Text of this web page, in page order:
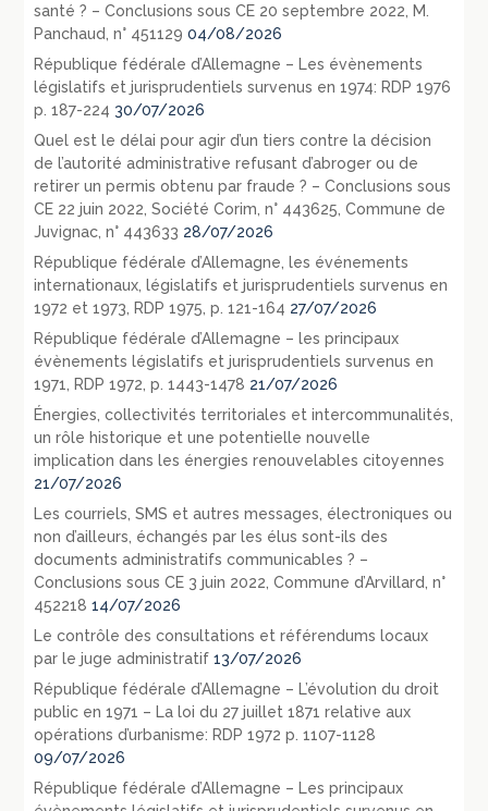
santé ? – Conclusions sous CE 20 septembre 2022, M.
Panchaud, n° 451129 04/08/2026
République fédérale d’Allemagne – Les évènements
législatifs et jurisprudentiels survenus en 1974: RDP 1976
p. 187-224 30/07/2026
Quel est le délai pour agir d’un tiers contre la décision
de l’autorité administrative refusant d’abroger ou de
retirer un permis obtenu par fraude ? – Conclusions sous
CE 22 juin 2022, Société Corim, n° 443625, Commune de
Juvignac, n° 443633 28/07/2026
République fédérale d’Allemagne, les événements
internationaux, législatifs et jurisprudentiels survenus en
1972 et 1973, RDP 1975, p. 121-164 27/07/2026
République fédérale d’Allemagne – les principaux
évènements législatifs et jurisprudentiels survenus en
1971, RDP 1972, p. 1443-1478 21/07/2026
Énergies, collectivités territoriales et intercommunalités,
un rôle historique et une potentielle nouvelle
implication dans les énergies renouvelables citoyennes
21/07/2026
Les courriels, SMS et autres messages, électroniques ou
non d’ailleurs, échangés par les élus sont-ils des
documents administratifs communicables ? –
Conclusions sous CE 3 juin 2022, Commune d’Arvillard, n°
452218 14/07/2026
Le contrôle des consultations et référendums locaux
par le juge administratif 13/07/2026
République fédérale d’Allemagne – L’évolution du droit
public en 1971 – La loi du 27 juillet 1871 relative aux
opérations d’urbanisme: RDP 1972 p. 1107-1128
09/07/2026
République fédérale d’Allemagne – Les principaux